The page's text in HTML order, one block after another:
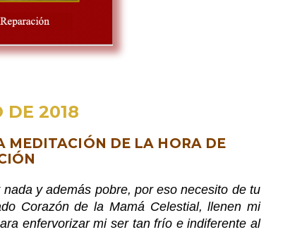
DE 2018
MEDITACIÓN DE LA HORA DE
y además pobre, por eso necesito de tu
Corazón de la Mamá Celestial, llenen mi
enfervorizar mi ser tan frío e indiferente al